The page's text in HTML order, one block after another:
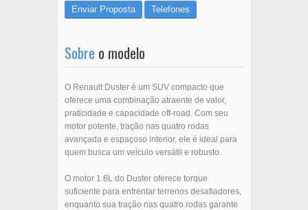
Enviar Proposta Telefones
Sobre o modelo
O Renault Duster é um SUV compacto que
oferece uma combinação atraente de valor,
praticidade e capacidade off-road. Com seu
motor potente, tração nas quatro rodas
avançada e espaçoso interior, ele é ideal para
quem busca um veículo versátil e robusto.
O motor 1.6L do Duster oferece torque
suficiente para enfrentar terrenos desafiadores,
enquanto sua tração nas quatro rodas garante